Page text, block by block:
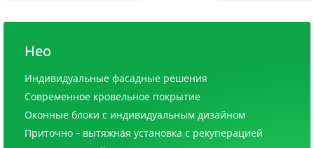
Нео
Индивидуальные фасадные решения
Современное кровельное покрытие
Оконные блоки с индивидуальным дизайном
Приточно - вытяжная установка с рекуперацией